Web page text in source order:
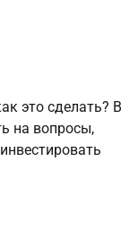
это сделать? В
на вопросы,